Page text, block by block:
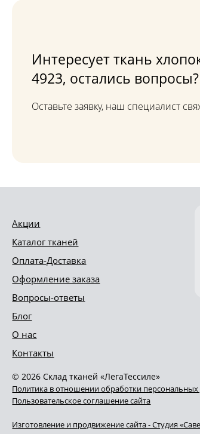
Интересует ткань
4923, остались вопросы?
Оставьте заявку, наш специалист
Акции
Каталог тканей
Оплата-Доставка
Оформление заказа
Вопросы-ответы
Блог
О нас
Контакты
© 2026 Склад тканей «ЛегаТессиле»
Политика в отношении обработки
Пользовательское соглашение сайта
Изготовление и продвижение сайта - Студия